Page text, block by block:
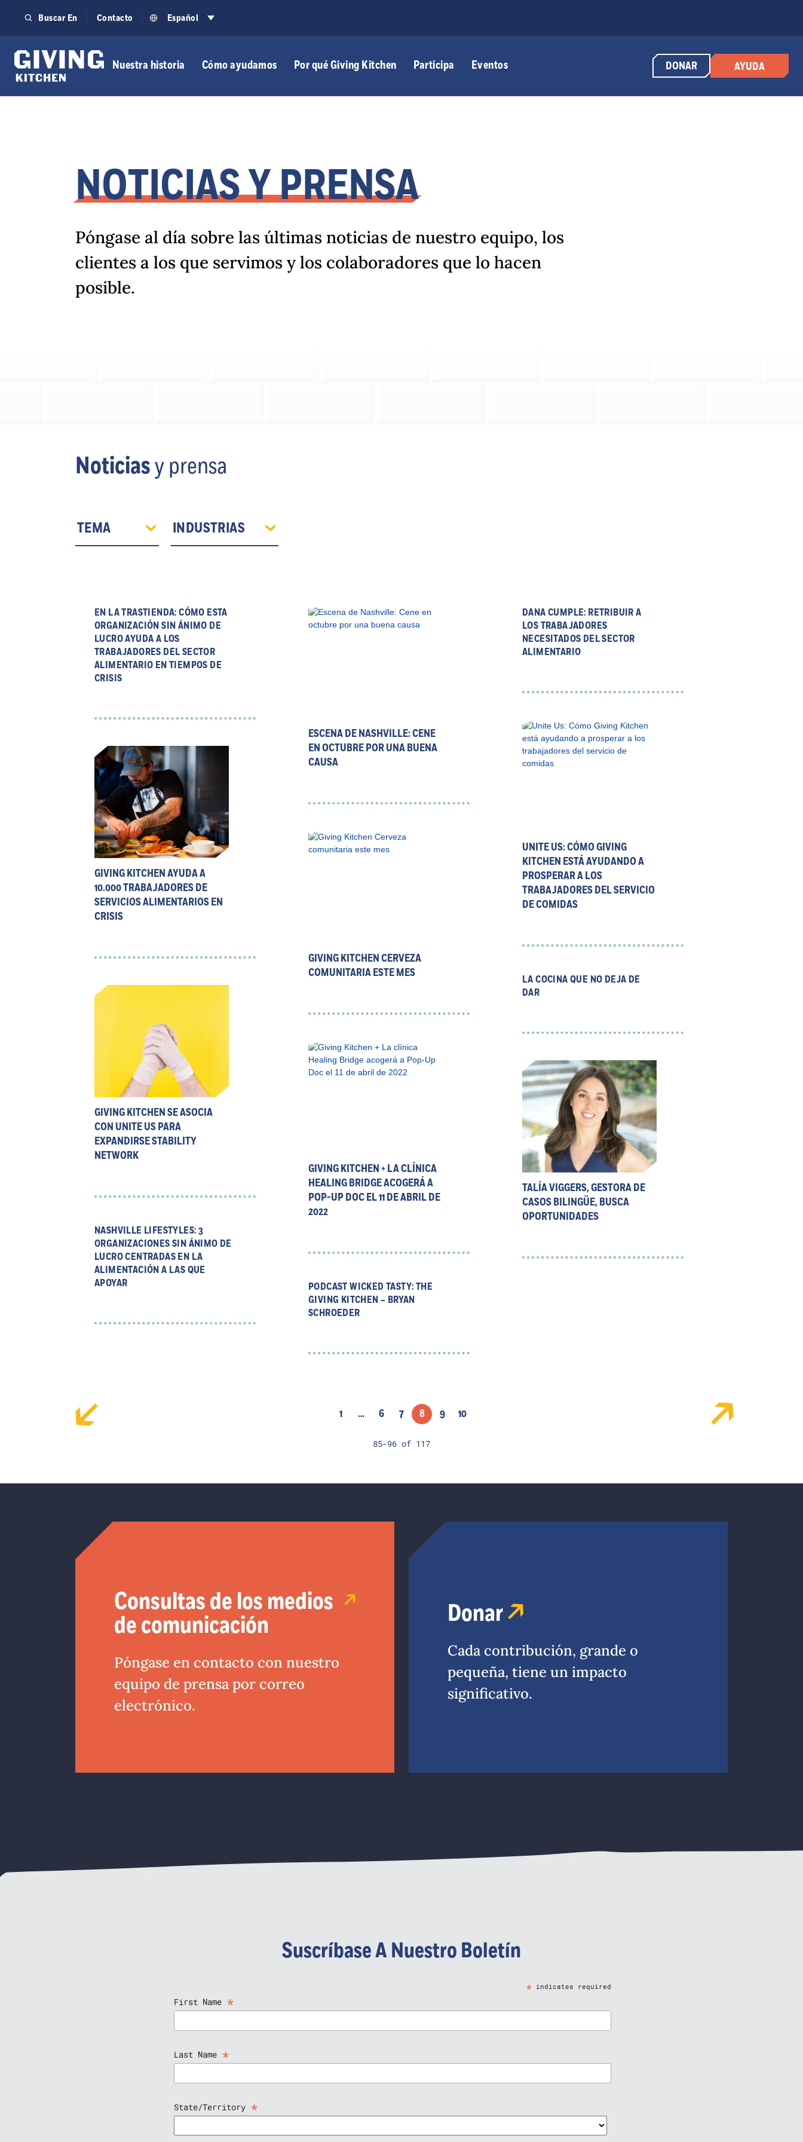
Buscar En Contacto Español
Nuestra historia Cómo ayudamos Por qué Giving Kitchen Participa Eventos DONAR AYUDA
NOTICIAS Y PRENSA
Póngase al día sobre las últimas noticias de nuestro equipo, los
clientes a los que servimos y los colaboradores que lo hacen
posible.
Noticiasy prensa
TEMA INDUSTRIAS
EN LA TRASTIENDA: CÓMO ESTA
ORGANIZACIÓN SIN ÁNIMO DE
LUCRO AYUDA A LOS
TRABAJADORES DEL SECTOR
ALIMENTARIO EN TIEMPOS DE
CRISIS
ESCENA DE NASHVILLE: CENE
EN OCTUBRE POR UNA BUENA
CAUSA
DANA CUMPLE: RETRIBUIR A
LOS TRABAJADORES
NECESITADOS DEL SECTOR
ALIMENTARIO
UNITE US: CÓMO GIVING
KITCHEN ESTÁ AYUDANDO A
PROSPERAR A LOS
TRABAJADORES DEL SERVICIO
DE COMIDAS
GIVING KITCHEN AYUDA A
10.000 TRABAJADORES DE
SERVICIOS ALIMENTARIOS EN
CRISIS
GIVING KITCHEN CERVEZA
COMUNITARIA ESTE MES
LA COCINA QUE NO DEJA DE
DAR
GIVING KITCHEN SE ASOCIA
CON UNITE US PARA
EXPANDIRSE STABILITY
NETWORK
GIVING KITCHEN + LA CLÍNICA
HEALING BRIDGE ACOGERÁ A
POP-UP DOC EL 11 DE ABRIL DE
2022
TALÍA VIGGERS, GESTORA DE
CASOS BILINGÜE, BUSCA
OPORTUNIDADES
NASHVILLE LIFESTYLES: 3
ORGANIZACIONES SIN ÁNIMO DE
LUCRO CENTRADAS EN LA
ALIMENTACIÓN A LAS QUE
APOYAR
PODCAST WICKED TASTY: THE
GIVING KITCHEN – BRYAN
SCHROEDER
1 … 6 7 8 9 10
85-96 of 117
Consultas de los medios
de comunicación
Póngase en contacto con nuestro
equipo de prensa por correo
electrónico.
Donar
Cada contribución, grande o
pequeña, tiene un impacto
significativo.
Suscríbase A Nuestro Boletín
*indicates required
First Name *
Last Name *
State/Territory *